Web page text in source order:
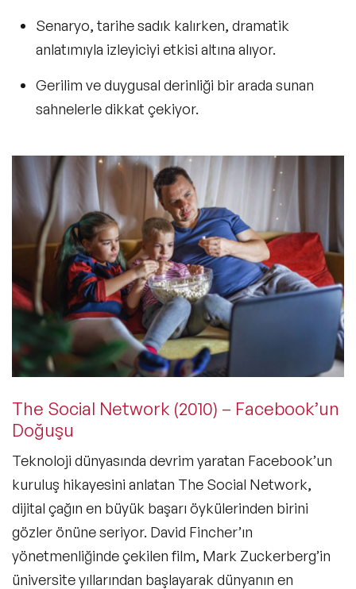
Senaryo, tarihe sadık kalırken, dramatik
anlatımıyla izleyiciyi etkisi altına alıyor.
Gerilim ve duygusal derinliği bir arada sunan
sahnelerle dikkat çekiyor.
The Social Network (2010) – Facebook’un
Doğuşu
Teknoloji dünyasında devrim yaratan Facebook’un
kuruluş hikayesini anlatan The Social Network,
dijital çağın en büyük başarı öykülerinden birini
gözler önüne seriyor. David Fincher’ın
yönetmenliğinde çekilen film, Mark Zuckerberg’in
üniversite yıllarından başlayarak dünyanın en